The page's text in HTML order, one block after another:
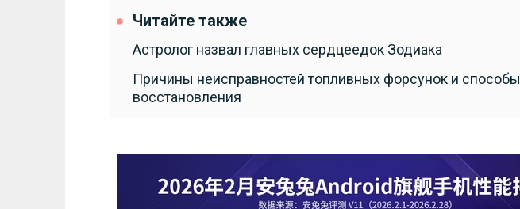
Читайте также
Астролог назвал главных сердцеедок Зодиака
Причины неисправностей топливных форсунок и способы
восстановления